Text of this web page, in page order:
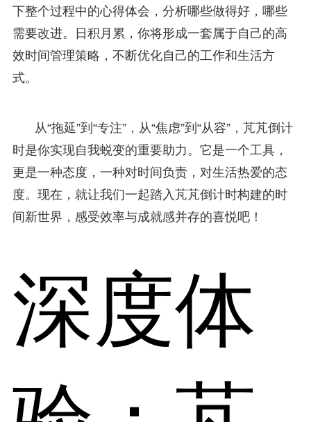
下整个过程中的心得体会，分析哪些做得好，哪些
需要改进。日积月累，你将形成一套属于自己的高
效时间管理策略，不断优化自己的工作和生活方
式。
从“拖延”到“专注”，从“焦虑”到“从容”，芃芃倒计
时是你实现自我蜕变的重要助力。它是一个工具，
更是一种态度，一种对时间负责，对生活热爱的态
度。现在，就让我们一起踏入芃芃倒计时构建的时
间新世界，感受效率与成就感并存的喜悦吧！
深度体